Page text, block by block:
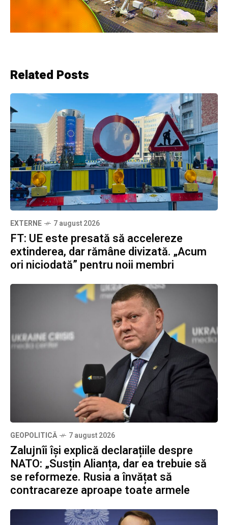
Related Posts
EXTERNE 7 august 2026
FT: UE este presată să accelereze
extinderea, dar rămâne divizată. „Acum
ori niciodată” pentru noii membri
GEOPOLITICĂ 7 august 2026
Zalujnîi își explică declarațiile despre
NATO: „Susțin Alianța, dar ea trebuie să
se reformeze. Rusia a învățat să
contracareze aproape toate armele